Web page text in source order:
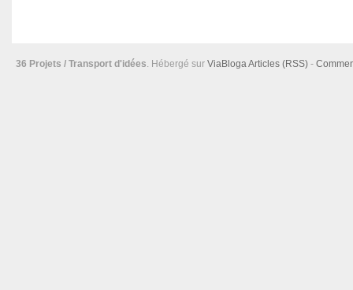
36 Projets / Transport d'idées . Hébergé sur ViaBloga Articles (RSS) -